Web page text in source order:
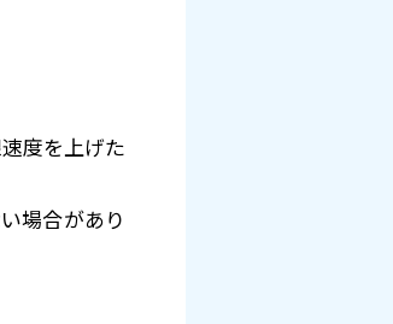
度を上げた
場合があり